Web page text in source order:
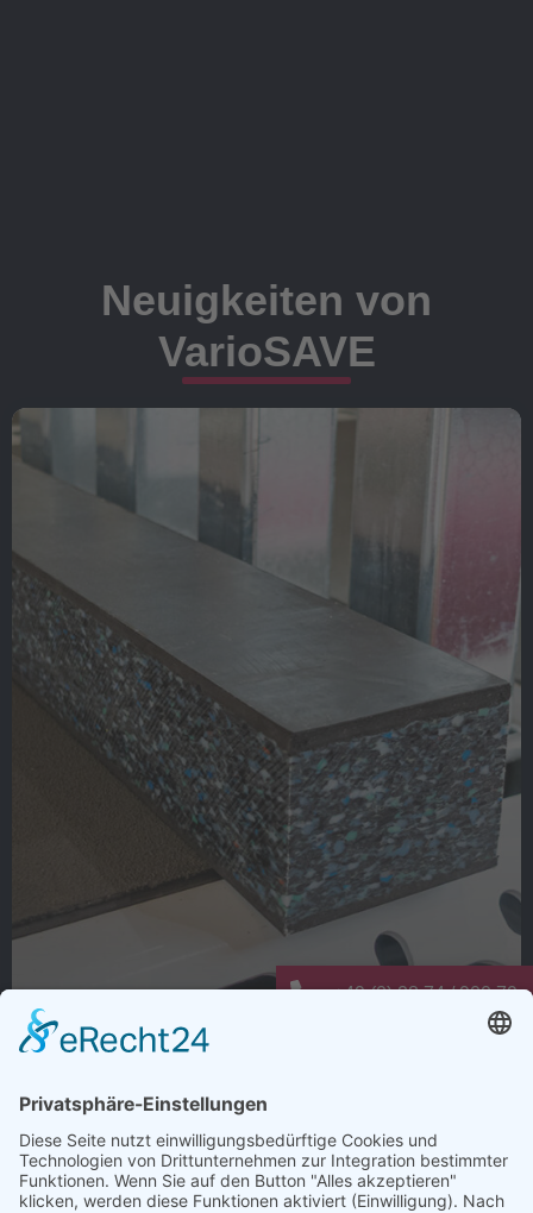
Neuigkeiten von
VarioSAVE
Warum dauert Ladungssicherung oft
länger als nötig?
Wie viele Arbeitsschritte entstehen bei der
Ladungssicherung nur deshalb, weil es schon immer so
+49 (0) 28 74 / 900 79 -